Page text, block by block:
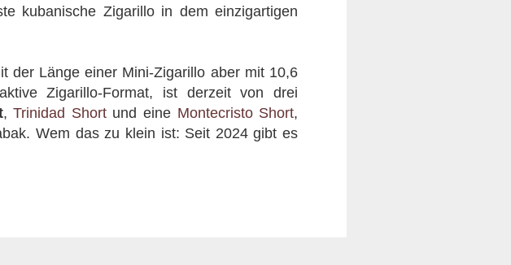
kubanische Zigarillo in dem einzigartigen
der Länge einer Mini-Zigarillo aber mit 10,6
Zigarillo-Format, ist derzeit von drei
,Trinidad Shortund eine Montecristo Short,
Wem das zu klein ist: Seit 2024 gibt es